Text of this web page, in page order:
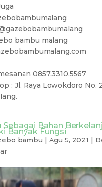
bambu malang
0857.3310.5567
: Jl. Raya Lowokdoro No.
Sebagai Bahan
Banyak Fungsi
bambu | Agu 5, 2021 |